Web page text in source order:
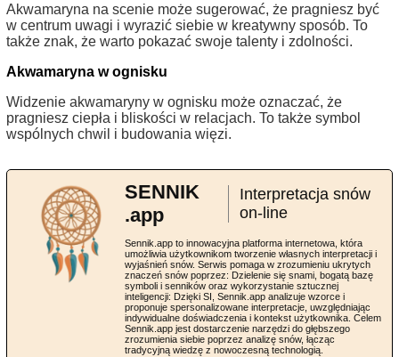
Akwamaryna na scenie może sugerować, że pragniesz być
w centrum uwagi i wyrazić siebie w kreatywny sposób. To
także znak, że warto pokazać swoje talenty i zdolności.
Akwamaryna w ognisku
Widzenie akwamaryny w ognisku może oznaczać, że
pragniesz ciepła i bliskości w relacjach. To także symbol
wspólnych chwil i budowania więzi.
SENNIK
.app
Interpretacja snów
on-line
Sennik.app to innowacyjna platforma internetowa, która
umożliwia użytkownikom tworzenie własnych interpretacji i
wyjaśnień snów. Serwis pomaga w zrozumieniu ukrytych
znaczeń snów poprzez: Dzielenie się snami, bogatą bazę
symboli i senników oraz wykorzystanie sztucznej
inteligencji: Dzięki SI, Sennik.app analizuje wzorce i
proponuje spersonalizowane interpretacje, uwzględniając
indywidualne doświadczenia i kontekst użytkownika. Celem
Sennik.app jest dostarczenie narzędzi do głębszego
zrozumienia siebie poprzez analizę snów, łącząc
tradycyjną wiedzę z nowoczesną technologią.